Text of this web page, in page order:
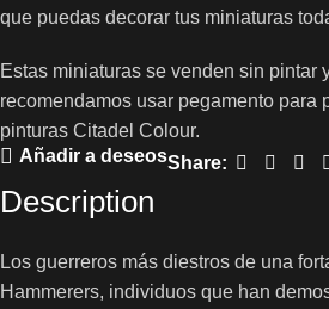
que puedas decorar tus miniaturas
Estas miniaturas se venden sin pintar
recomendamos usar pegamento para
pinturas Citadel Colour.
Añadir a deseosShare:
Description
Los guerreros más diestros de una
Hammerers, individuos que han